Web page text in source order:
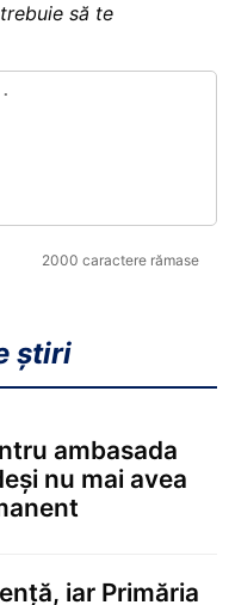
să te
2000 caractere rămase
știri
ambasada
nu mai avea
iar Primăria